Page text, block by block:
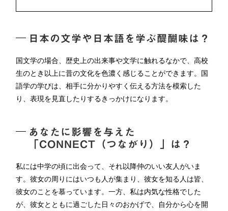
日本の文学や日本語を学ぶ醍醐味は？
国文学の場合、歴史上の出来事や文学に触れるなかで、高校
生のとき以上に昔の文化を色濃く感じることができます。国
語学の学びは、相手に分かりやすく伝える方法を模索した
り、表現を見直したりするきっかけになります。
あなたに影響を与えた
「CONNECT（つながり）」は？
私には中学の頃に出会って、それ以降仲のいい友人がいま
す。彼女の周りにはいつも人が集まり、彼女を知る人は皆、
彼女のことを慕っています。一方、私は内気な性格でした
が、彼女とともに過ごした日々のおかげで、自分から心を開